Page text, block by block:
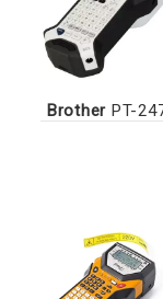
Brother PT-